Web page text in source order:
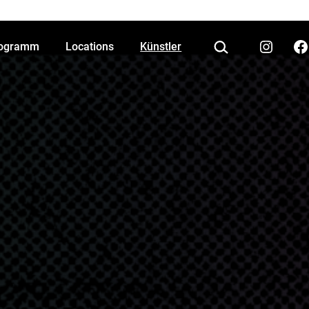
Locations Künstler
Suchen …
Instagram